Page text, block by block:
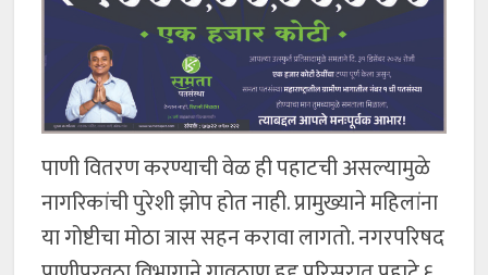
पाणी वितरण करण्याची वेळ ही पहाटची असल्यामुळे
नागरिकांची पुरेशी झोप होत नाही. प्रामुख्याने महिलांना
या गोष्टीचा मोठा त्रास सहन करावा लागतो. नगरपरिषद